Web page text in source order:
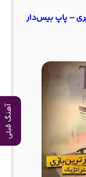
آهنگ قبلی
– پاپ بیس‌دار